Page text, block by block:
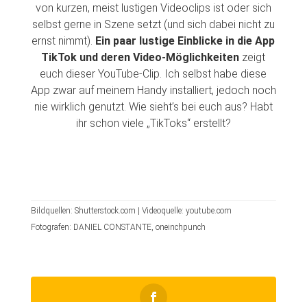
von kurzen, meist lustigen Videoclips ist oder sich
selbst gerne in Szene setzt (und sich dabei nicht zu
ernst nimmt). Ein paar lustige Einblicke in die App
TikTok und deren Video-Möglichkeiten zeigt
euch dieser YouTube-Clip. Ich selbst habe diese
App zwar auf meinem Handy installiert, jedoch noch
nie wirklich genutzt. Wie sieht’s bei euch aus? Habt
ihr schon viele „TikToks“ erstellt?
Bildquellen: Shutterstock.com | Videoquelle: youtube.com
Fotografen: DANIEL CONSTANTE, oneinchpunch